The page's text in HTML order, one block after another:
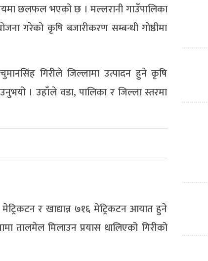
छलफल भएको छ । मल्लरानी गाउँपालिका
गरेको कृषि बजारीकरण सम्बन्धी गोष्ठीमा
चुमानसिंह गिरीले जिल्लामा उत्पादन हुने कृषि
। उहाँले वडा, पालिका र जिल्ला स्तरमा
र खाद्यान्न ७१६ मेट्रिकटन आयात हुने
तालमेल मिलाउन प्रयास थालिएको गिरीको